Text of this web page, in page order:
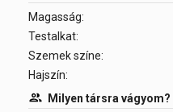
Magasság:
Testalkat:
Szemek színe:
Hajszín:
Milyen társra vágyom?